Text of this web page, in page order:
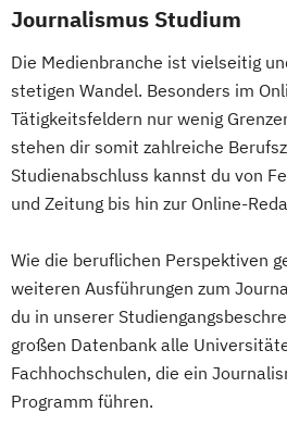
Journalismus Studium
Die Medienbranche ist vielseitig
stetigen Wandel. Besonders im
Tätigkeitsfeldern nur wenig
stehen dir somit zahlreiche
Studienabschluss kannst du von
und Zeitung bis hin zur Online-
Wie die beruflichen Perspektiven
weiteren Ausführungen zum
du in unserer
großen Datenbank alle
Fachhochschulen, die ein
Programm führen.